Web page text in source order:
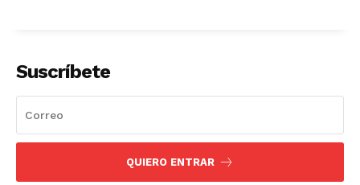
Suscríbete
QUIERO ENTRAR